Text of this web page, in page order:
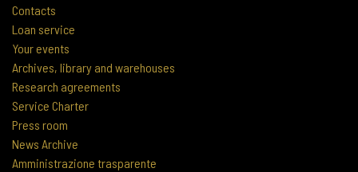
Contacts
Loan service
Your events
Archives, library and warehouses
Research agreements
Service Charter
Press room
News Archive
Amministrazione trasparente